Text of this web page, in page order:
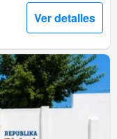
Ver detalles